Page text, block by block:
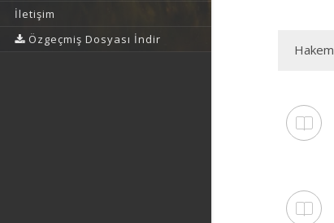
İletişim
Özgeçmiş Dosyası İndir